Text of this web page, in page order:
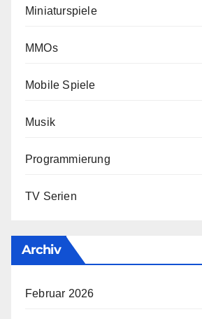
Miniaturspiele
MMOs
Mobile Spiele
Musik
Programmierung
TV Serien
Archiv
Februar 2026